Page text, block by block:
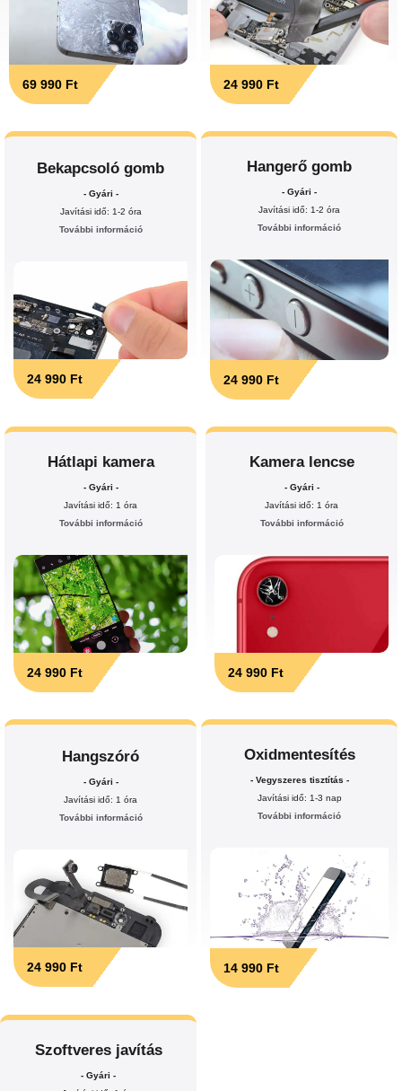
69 990 Ft 24 990 Ft
Bekapcsoló gomb
- Gyári -
Javítási idő: 1-2 óra
További információ
24 990 Ft
Hangerő gomb
- Gyári -
Javítási idő: 1-2 óra
További információ
24 990 Ft
Hátlapi kamera
- Gyári -
Javítási idő: 1 óra
További információ
24 990 Ft
Kamera lencse
- Gyári -
Javítási idő: 1 óra
További információ
24 990 Ft
Hangszóró
- Gyári -
Javítási idő: 1 óra
További információ
24 990 Ft
Oxidmentesítés
- Vegyszeres tisztítás -
Javítási idő: 1-3 nap
További információ
14 990 Ft
Szoftveres javítás
- Gyári -